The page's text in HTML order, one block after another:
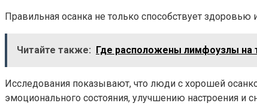
Правильная осанка не только способствует здоровью
Читайте также: Где расположены лимфоузлы на
Исследования показывают, что люди с хорошей
эмоционального состояния, улучшению настроения и